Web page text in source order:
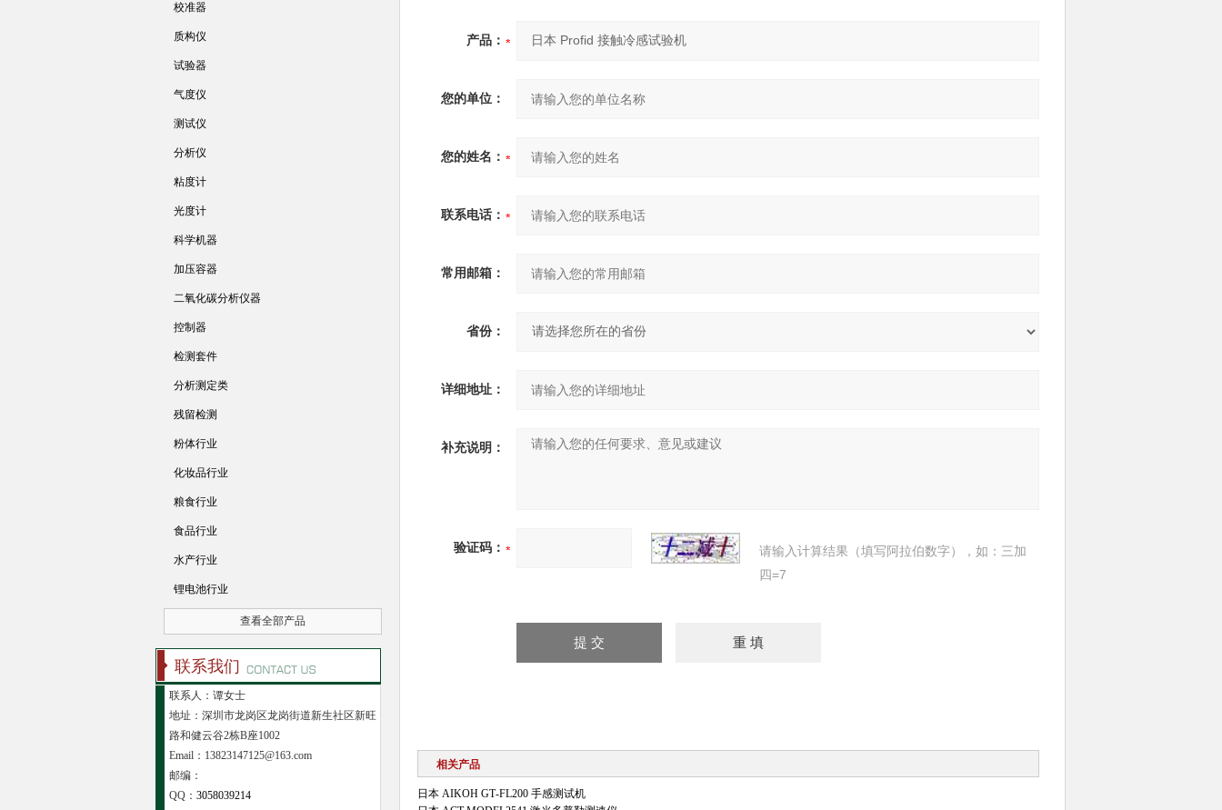
产品：
您的单位：
您的姓名：
联系电话：
常用邮箱：
省份：
详细地址：
补充说明：
验证码：
请输入计算结果（填写阿拉伯数字），如：三加
四=7
相关产品
日本 AIKOH GT‑FL200 手感测试机
校准器
质构仪
试验器
气度仪
测试仪
分析仪
粘度计
光度计
科学机器
加压容器
二氧化碳分析仪器
控制器
检测套件
分析测定类
残留检测
粉体行业
化妆品行业
粮食行业
食品行业
水产行业
锂电池行业
查看全部产品
联系我们
联系人：谭女士
地址：深圳市龙岗区龙岗街道新生社区新旺
路和健云谷2栋B座1002
Email：13823147125@163.com
邮编：
QQ： 3058039214